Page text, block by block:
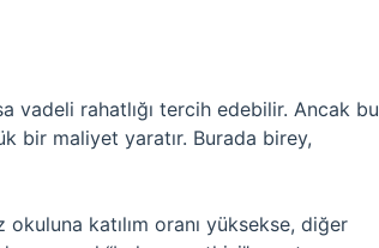
vadeli rahatlığı tercih edebilir. Ancak bu
bir maliyet yaratır. Burada birey,
katılım oranı yüksekse, diğer